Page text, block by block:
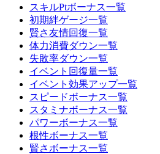
スキルPtボーナス一覧
初期絆ゲージ一覧
賢さ友情回復一覧
体力消費ダウン一覧
失敗率ダウン一覧
イベント回復量一覧
イベント効果アップ一覧
スピードボーナス一覧
スタミナボーナス一覧
パワーボーナス一覧
根性ボーナス一覧
賢さボーナス一覧